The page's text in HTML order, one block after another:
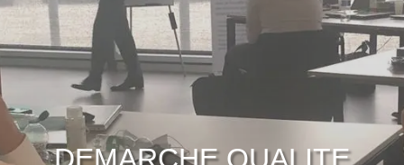
DEMARCHE QUALITE